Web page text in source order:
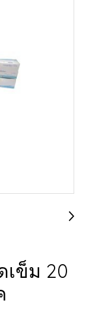
เข็ม 20